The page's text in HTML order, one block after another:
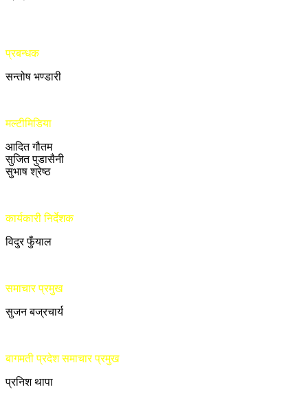
प्रबन्धक
सन्तोष भण्डारी
मल्टीमिडिया
आदित गौतम
सुजित पुडासैनी
सुभाष श्रेष्ठ
कार्यकारी निर्देशक
विदुर फुँयाल
समाचार प्रमुख
सुजन बज्रचार्य
बागमती प्रदेश समाचार प्रमुख
प्रनिश थापा